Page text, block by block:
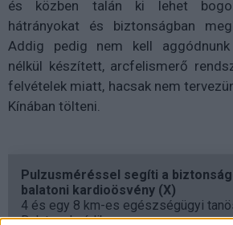
és közben talán ki lehet
hátrányokat és biztonságban
Addig pedig nem kell aggódnunk
nélkül készített, arcfelismerő
felvételek miatt, hacsak nem
Kínában tölteni.
Pulzusméréssel segíti a
balatoni kardioösvény (X)
4 és egy 8 km-es egészségügyi
Balatonalmádiban.